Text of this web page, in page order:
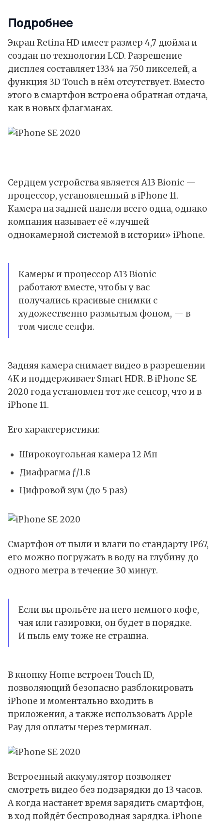
Подробнее
Экран Retina HD имеет размер 4,7 дюйма и
создан по технологии LCD. Разрешение
дисплея составляет 1334 на 750 пикселей, а
функция 3D Touch в нём отсутствует. Вместо
этого в смартфон встроена обратная отдача,
как в новых флагманах.
Сердцем устройства является A13 Bionic —
процессор, установленный в iPhone 11.
Камера на задней панели всего одна, однако
компания называет её «лучшей
однокамерной системой в истории» iPhone.
Камеры и процессор A13 Bionic
работают вместе, чтобы у вас
получались красивые снимки с
художественно размытым фоном, — в
том числе селфи.
Задняя камера снимает видео в разрешении
4K и поддерживает Smart HDR. В iPhone SE
2020 года установлен тот же сенсор, что и в
iPhone 11.
Его характеристики:
Широкоугольная камера 12 Мп
Диафрагма ƒ/1.8
Цифровой зум (до 5 раз)
Смартфон от пыли и влаги по стандарту IP67,
его можно погружать в воду на глубину до
одного метра в течение 30 минут.
Если вы прольёте на него немного кофе,
чая или газировки, он будет в порядке.
И пыль ему тоже не страшна.
В кнопку Home встроен Touch ID,
позволяющий безопасно разблокировать
iPhone и моментально входить в
приложения, а также использовать Apple
Pay для оплаты через терминал.
Встроенный аккумулятор позволяет
смотреть видео без подзарядки до 13 часов.
А когда настанет время зарядить смартфон,
в ход пойдёт беспроводная зарядка. iPhone